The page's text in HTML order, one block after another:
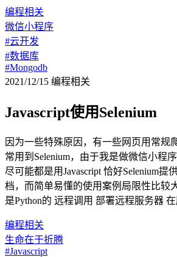
编程相关
微信小程序
#云开发
#数据库
#Mongodb
2021/12/15 编程相关
Javascript使用Selenium
因为一些特殊原因，有一些网页用常规
常用到Selenium，由于我是做微信小程
尽可能都是用Javascript 恰好Selenium提
档，而简单易懂的使用案例局限性比较
是Python的 远程调用 部署远程服务器
编程相关
生命在于折腾
#Javascript